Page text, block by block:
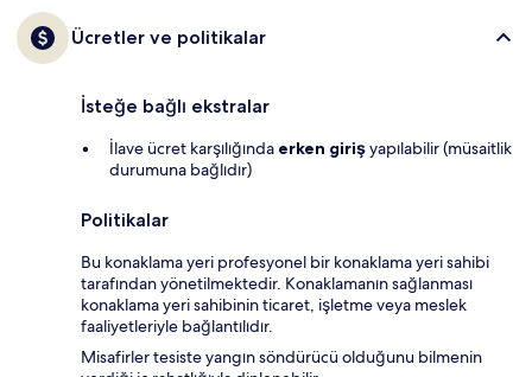
Ücretler ve politikalar
İsteğe bağlı ekstralar
İlave ücret karşılığında erken girişyapılabilir (müsaitlik
durumuna bağlıdır)
Politikalar
Bu konaklama yeri profesyonel bir konaklama yeri sahibi
tarafından yönetilmektedir. Konaklamanın sağlanması
konaklama yeri sahibinin ticaret, işletme veya meslek
faaliyetleriyle bağlantılıdır.
Misafirler tesiste yangın söndürücü olduğunu bilmenin